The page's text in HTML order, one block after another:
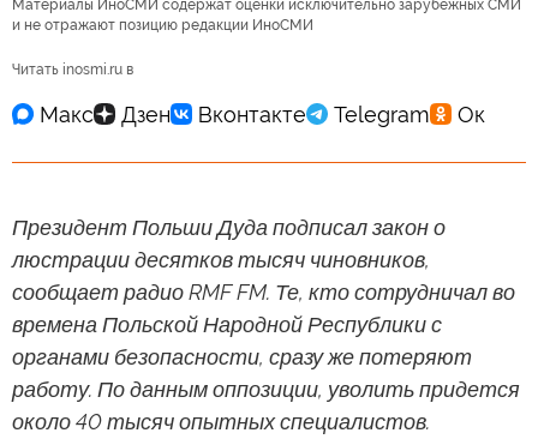
Материалы ИноСМИ содержат оценки исключительно зарубежных СМИ
и не отражают позицию редакции ИноСМИ
Читать inosmi.ru в
Президент Польши Дуда подписал закон о
люстрации десятков тысяч чиновников,
сообщает радио RMF FM. Те, кто сотрудничал во
времена Польской Народной Республики с
органами безопасности, сразу же потеряют
работу. По данным оппозиции, уволить придется
около 40 тысяч опытных специалистов.